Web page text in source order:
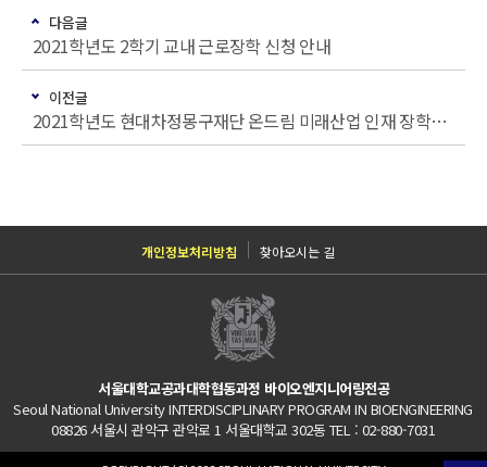
다음글
2021학년도 2학기 교내 근로장학 신청 안내
이전글
2021학년도 현대차정몽구재단 온드림 미래산업 인재 장학생 선발 안내
개인정보처리방침 찾아오시는 길
서울대학교공과대학협동과정 바이오엔지니어링전공
Seoul National University INTERDISCIPLINARY PROGRAM IN BIOENGINEERING
08826 서울시 관악구 관악로 1 서울대학교 302동 TEL : 02-880-7031